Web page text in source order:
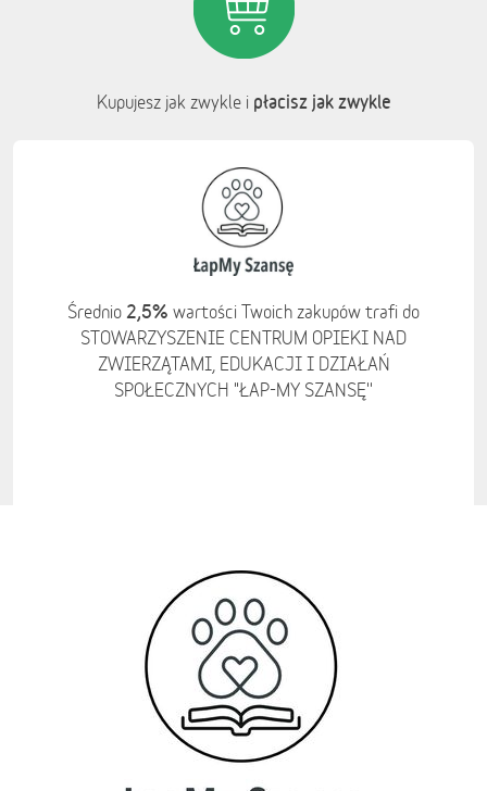
Kupujesz jak zwykle i płacisz jak zwykle
Średnio 2,5% wartości Twoich zakupów trafi do
STOWARZYSZENIE CENTRUM OPIEKI NAD
ZWIERZĄTAMI, EDUKACJI I DZIAŁAŃ
SPOŁECZNYCH "ŁAP-MY SZANSĘ''